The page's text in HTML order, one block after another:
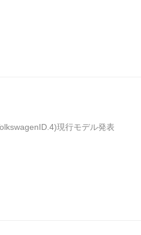
現行モデル発表